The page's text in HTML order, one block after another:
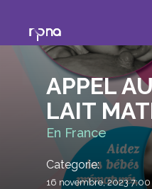
APPEL
LAIT
En France
Categorie:
16 novembre, 2023